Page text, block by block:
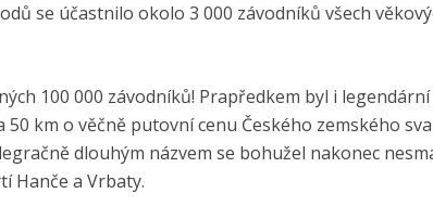
se účastnilo okolo 3 000 závodníků všech
100 000 závodníků! Prapředkem byl i
km o věčně putovní cenu Českého zemského
dlouhým názvem se bohužel nakonec
Hanče a Vrbaty.